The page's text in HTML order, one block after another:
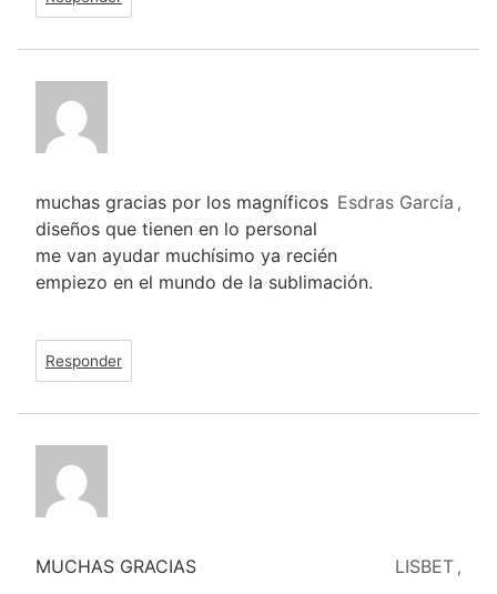
Esdras García ,
muchas gracias por los magníficos
diseños que tienen en lo personal
me van ayudar muchísimo ya recién
empiezo en el mundo de la sublimación.
Responder
LISBET ,
MUCHAS GRACIAS